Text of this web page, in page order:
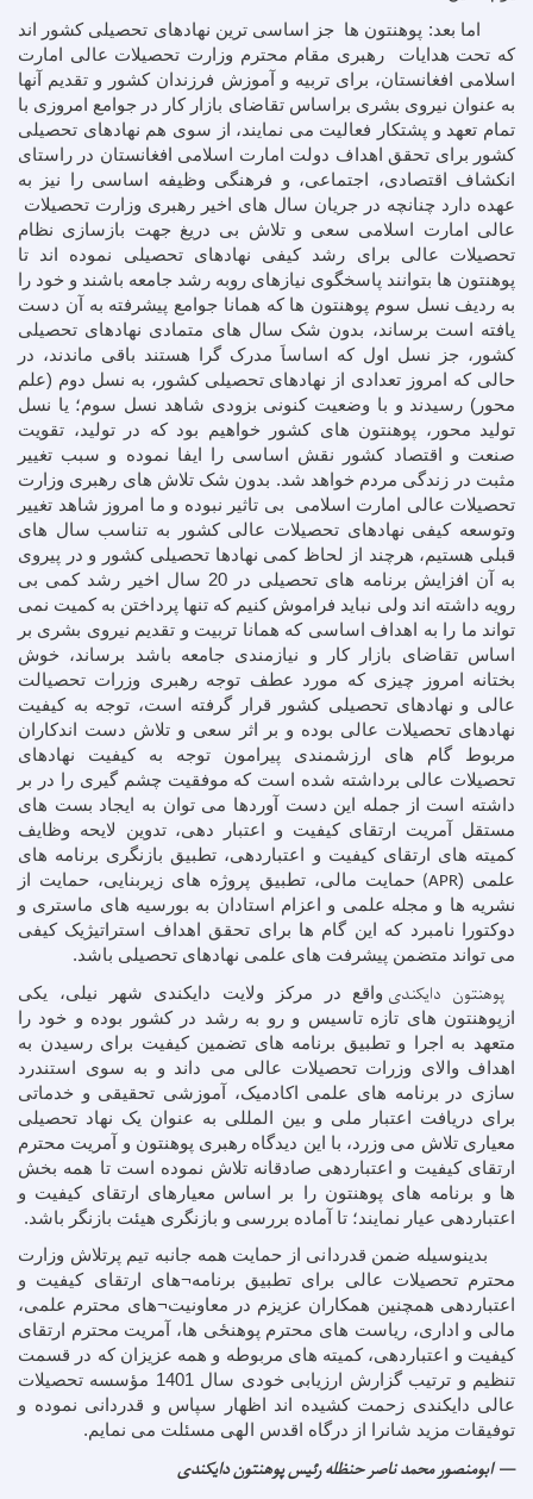
اما بعد: پوهنتون ها جز اساسی ترین نهادهای تحصیلی کشور اند
که تحت هدایات رهبری مقام محترم وزارت تحصیلات عالی امارت
اسلامی افغانستان، برای تربیه و آموزش فرزندان کشور و تقدیم آنها
به عنوان نیروی بشری براساس تقاضای بازار کار در جوامع امروزی با
تمام تعهد و پشتکار فعالیت می نمایند، از سوی هم نهادهای تحصیلی
کشور برای تحقق اهداف دولت امارت اسلامی افغانستان در راستای
انکشاف اقتصادی، اجتماعی، و فرهنگی وظیفه اساسی را نیز به
عهده دارد چنانچه در جریان سال های اخیر رهبری وزارت تحصیلات
عالی امارت اسلامی سعی و تلاش بی دریغ جهت بازسازی نظام
تحصیلات عالی برای رشد کیفی نهادهای تحصیلی نموده اند تا
پوهنتون ها بتوانند پاسخگوی نیازهای روبه رشد جامعه باشند و خود را
به ردیف نسل سوم پوهنتون ها که همانا جوامع پیشرفته به آن دست
یافته است برساند، بدون شک سال های متمادی نهادهای تحصیلی
کشور، جز نسل اول که اساساَ مدرک گرا هستند باقی ماندند، در
حالی که امروز تعدادی از نهادهای تحصیلی کشور، به نسل دوم (علم
محور) رسیدند و با وضعیت کنونی بزودی شاهد نسل سوم؛ یا نسل
تولید محور، پوهنتون های کشور خواهیم بود که در تولید، تقویت
صنعت و اقتصاد کشور نقش اساسی را ایفا نموده و سبب تغییر
مثبت در زندگی مردم خواهد شد. بدون شک تلاش های رهبری وزارت
تحصیلات عالی امارت اسلامی بی تاثیر نبوده و ما امروز شاهد تغییر
وتوسعه کیفی نهادهای تحصیلات عالی کشور به تناسب سال های
قبلی هستیم، هرچند از لحاظ کمی نهادها تحصیلی کشور و در پیروی
به آن افزایش برنامه های تحصیلی در 20 سال اخیر رشد کمی بی
رویه داشته اند ولی نباید فراموش کنیم که تنها پرداختن به کمیت نمی
تواند ما را به اهداف اساسی که همانا تربیت و تقدیم نیروی بشری بر
اساس تقاضای بازار کار و نیازمندی جامعه باشد برساند، خوش
بختانه امروز چیزی که مورد عطف توجه رهبری وزرات تحصیالت
عالی و نهادهای تحصیلی کشور قرار گرفته است، توجه به کیفیت
نهادهای تحصیلات عالی بوده و بر اثر سعی و تلاش دست اندکاران
مربوط گام های ارزشمندی پیرامون توجه به کیفیت نهادهای
تحصیلات عالی برداشته شده است که موفقیت چشم گیری را در بر
داشته است از جمله این دست آوردها می توان به ایجاد بست های
مستقل آمریت ارتقای کیفیت و اعتبار دهی، تدوین لایحه وظایف
کمیته های ارتقای کیفیت و اعتباردهی، تطبیق بازنگری برنامه های
علمی (APR)
حمایت مالی، تطبیق پروژه های زیربنایی، حمایت از
نشریه ها و مجله علمی و اعزام استادان به بورسیه های ماستری و
دوکتورا نامبرد که این گام ها برای تحقق اهداف استراتیژیک کیفی
می تواند متضمن پیشرفت های علمی نهادهای تحصیلی باشد.
پوهنتون دایکندی واقع در مرکز ولایت دایکندی شهر نیلی، یکی
ازپوهنتون های تازه تاسیس و رو به رشد در کشور بوده و خود را
متعهد به اجرا و تطبیق برنامه های تضمین کیفیت برای رسیدن به
اهداف والای وزرات تحصیلات عالی می داند و به سوی استندرد
سازی در برنامه های علمی اکادمیک، آموزشی تحقیقی و خدماتی
برای دریافت اعتبار ملی و بین المللی به عنوان یک نهاد تحصیلی
معیاری تلاش می وزرد، با این دیدگاه رهبری پوهنتون و آمریت محترم
ارتقای کیفیت و اعتباردهی صادقانه تلاش نموده است تا همه بخش
ها و برنامه های پوهنتون را بر اساس معیارهای ارتقای کیفیت و
اعتباردهی عیار نمایند؛ تا آماده بررسی و بازنگری هیئت بازنگر باشد.
بدینوسیله ضمن قدردانی از حمایت همه جانبه تیم پرتلاش وزارت
محترم تحصیلات عالی برای تطبیق برنامه¬های ارتقای کیفیت و
اعتباردهی همچنین همکاران عزیزم در معاونیت¬های محترم علمی،
مالی و اداری، ریاست های محترم پوهنځی ها، آمریت محترم ارتقای
کیفیت و اعتباردهی، کمیته های مربوطه و همه عزیزان که در قسمت
تنظیم و ترتیب گزارش ارزیابی خودی سال 1401 مؤسسه تحصیلات
عالی دایکندی زحمت کشیده اند اظهار سپاس و قدردانی نموده و
توفیقات مزید شانرا از درگاه اقدس الهی مسئلت می نمایم.
ابومنصور محمد ناصر حنظله رئیس پوهنتون دایکندی